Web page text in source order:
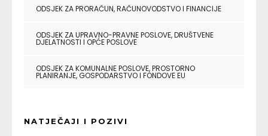
ODSJEK ZA PRORAČUN, RAČUNOVODSTVO I FINANCIJE
ODSJEK ZA UPRAVNO-PRAVNE POSLOVE, DRUŠTVENE
DJELATNOSTI I OPĆE POSLOVE
ODSJEK ZA KOMUNALNE POSLOVE, PROSTORNO
PLANIRANJE, GOSPODARSTVO I FONDOVE EU
NATJEČAJI I POZIVI